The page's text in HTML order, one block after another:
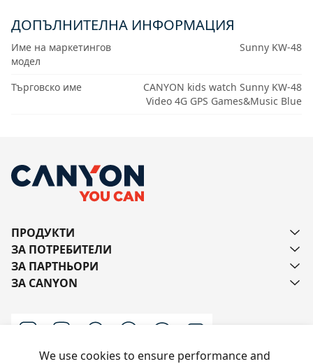
ДОПЪЛНИТЕЛНА ИНФОРМАЦИЯ
Име на маркетингов
модел
Sunny KW-48
Търговско име
CANYON kids watch Sunny KW-48
Video 4G GPS Games&Music Blue
ПРОДУКТИ
ЗА ПОТРЕБИТЕЛИ
ЗА ПАРТНЬОРИ
ЗА CANYON
We use cookies to ensure performance and